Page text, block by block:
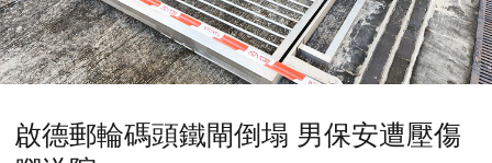
啟德郵輪碼頭鐵閘倒塌 男保安遭壓傷